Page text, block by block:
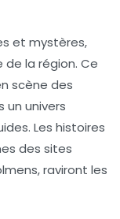
et mystères,
la région. Ce
scène des
un univers
Les histoires
des sites
raviront les